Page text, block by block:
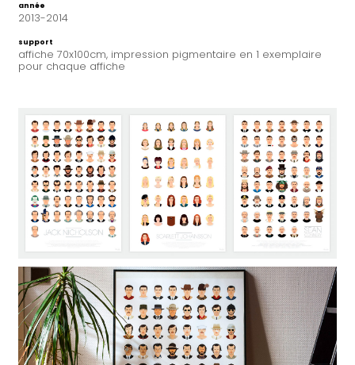
année
2013-2014
support
affiche 70x100cm, impression pigmentaire en 1 exemplaire
pour chaque affiche